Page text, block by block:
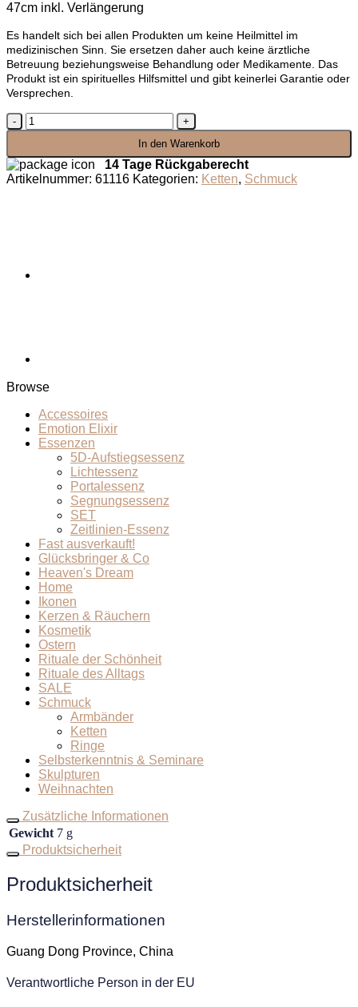
47cm inkl. Verlängerung
Es handelt sich bei allen Produkten um keine Heilmittel im
medizinischen Sinn. Sie ersetzen daher auch keine ärztliche
Betreuung beziehungsweise Behandlung oder Medikamente. Das
Produkt ist ein spirituelles Hilfsmittel und gibt keinerlei Garantie oder
Versprechen.
Klarlicht
-
Menge
In den Warenkorb
14 Tage Rückgaberecht
Artikelnummer: 61116 Kategorien: Ketten, Schmuck
Browse
Accessoires
Emotion Elixir
Essenzen
5D-Aufstiegsessenz
Lichtessenz
Portalessenz
Segnungsessenz
SET
Zeitlinien-Essenz
Fast ausverkauft!
Glücksbringer & Co
Heaven's Dream
Home
Ikonen
Kerzen & Räuchern
Kosmetik
Ostern
Rituale der Schönheit
Rituale des Alltags
SALE
Schmuck
Armbänder
Ketten
Ringe
Selbsterkenntnis & Seminare
Skulpturen
Weihnachten
Zusätzliche Informationen
Gewicht 7 g
Produktsicherheit
Produktsicherheit
Herstellerinformationen
Guang Dong Province, China
Verantwortliche Person in der EU